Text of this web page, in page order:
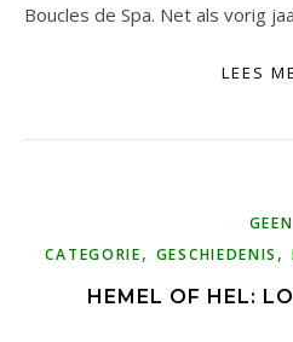
Boucles de Spa. Net als vorig
LEES
GEEN
CATEGORIE, GESCHIEDENIS ,
HEMEL OF HEL: